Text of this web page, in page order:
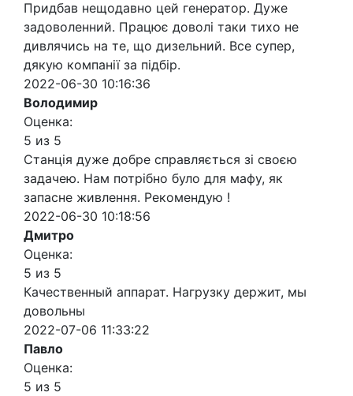
Придбав нещодавно цей генератор. Дуже
задоволенний. Працює доволі таки тихо не
дивлячись на те, що дизельний. Все супер,
дякую компанії за підбір.
2022-06-30 10:16:36
Володимир
Оценка:
5 из 5
Станція дуже добре справляється зі своєю
задачею. Нам потрібно було для мафу, як
запасне живлення. Рекомендую !
2022-06-30 10:18:56
Дмитро
Оценка:
5 из 5
Качественный аппарат. Нагрузку держит, мы
довольны
2022-07-06 11:33:22
Павло
Оценка:
5 из 5